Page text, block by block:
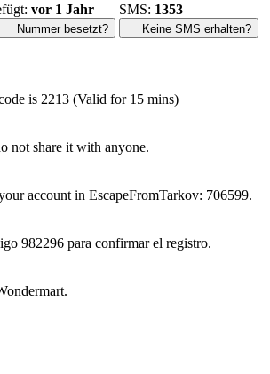
vor 1 Jahr SMS: 1353
Nummer besetzt? Keine SMS erhalten?
is 2213 (Valid for 15 mins)
not share it with anyone.
account in EscapeFromTarkov: 706599.
982296 para confirmar el registro.